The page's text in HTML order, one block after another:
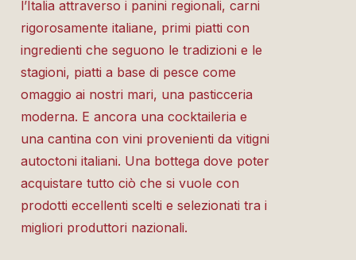
l’Italia attraverso i panini regionali, carni
rigorosamente italiane, primi piatti con
ingredienti che seguono le tradizioni e le
stagioni, piatti a base di pesce come
omaggio ai nostri mari, una pasticceria
moderna. E ancora una cocktaileria e
una cantina con vini provenienti da vitigni
autoctoni italiani. Una bottega dove poter
acquistare tutto ciò che si vuole con
prodotti eccellenti scelti e selezionati tra i
migliori produttori nazionali.